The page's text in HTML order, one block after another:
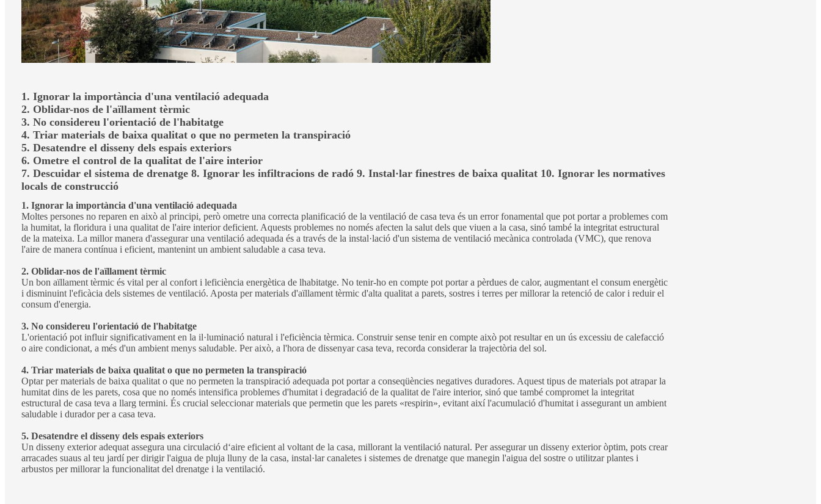
1. Ignorar la importància d'una ventilació adequada
2. Oblidar-nos de l'aïllament tèrmic
3. No considereu l'orientació de l'habitatge
4. Triar materials de baixa qualitat o que no permeten la transpiració
5. Desatendre el disseny dels espais exteriors
6. Ometre el control de la qualitat de l'aire interior
7. Descuidar el sistema de drenatge 8. Ignorar les infiltracions de radó 9. Instal·lar finestres de baixa qualitat 10. Ignorar les normatives
locals de construcció
1. Ignorar la importància d'una ventilació adequada
Moltes persones no reparen en això al principi, però ometre una correcta planificació de la ventilació de casa teva és un error fonamental que pot portar a problemes com
la humitat, la floridura i una qualitat de l'aire interior deficient. Aquests problemes no només afecten la salut dels que viuen a la casa, sinó també la integritat estructural
de la mateixa. La millor manera d'assegurar una ventilació adequada és a través de la instal·lació d'un sistema de ventilació mecànica controlada (VMC), que renova
l'aire de manera contínua i eficient, mantenint un ambient saludable a casa teva.
2. Oblidar-nos de l'aïllament tèrmic
Un bon aïllament tèrmic és vital per al confort i leficiència energètica de lhabitatge. No tenir-ho en compte pot portar a pèrdues de calor, augmentant el consum energètic
i disminuint l'eficàcia dels sistemes de ventilació. Aposta per materials d'aïllament tèrmic d'alta qualitat a parets, sostres i terres per millorar la retenció de calor i reduir el
consum d'energia.
3. No considereu l'orientació de l'habitatge
L'orientació pot influir significativament en la il·luminació natural i l'eficiència tèrmica. Construir sense tenir en compte això pot resultar en un ús excessiu de calefacció
o aire condicionat, a més d'un ambient menys saludable. Per això, a l'hora de dissenyar casa teva, recorda considerar la trajectòria del sol.
4. Triar materials de baixa qualitat o que no permeten la transpiració
Optar per materials de baixa qualitat o que no permeten la transpiració adequada pot portar a conseqüències negatives duradores. Aquest tipus de materials pot atrapar la
humitat dins de les parets, cosa que no només intensifica problemes d'humitat i degradació de la qualitat de l'aire interior, sinó que també compromet la integritat
estructural de casa teva a llarg termini. És crucial seleccionar materials que permetin que les parets «respirin», evitant així l'acumulació d'humitat i assegurant un ambient
saludable i durador per a casa teva.
5. Desatendre el disseny dels espais exteriors
Un disseny exterior adequat assegura una circulació dʻaire eficient al voltant de la casa, millorant la ventilació natural. Per assegurar un disseny exterior òptim, pots crear
arracades suaus al teu jardí per dirigir l'aigua de pluja lluny de la casa, instal·lar canaletes i sistemes de drenatge que manegin l'aigua del sostre o utilitzar plantes i
arbustos per millorar la funcionalitat del drenatge i la ventilació.